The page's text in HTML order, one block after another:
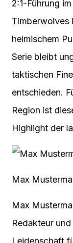
2:1-Führung
Timberwolves
heimischem
Serie bleibt
taktischen
entschieden.
Region ist
Highlight der
Max
Max
Redakteur
Leidenschaft